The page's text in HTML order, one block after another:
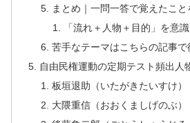
まとめ｜一問一答で覚えたこ
「流れ＋人物＋目的」を意
苦手なテーマはこちらの記事で
自由民権運動の定期テスト頻出人
板垣退助（いたがきたいすけ）
大隈重信（おおくましげのぶ）